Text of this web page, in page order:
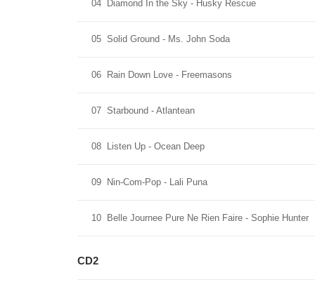
04 Diamond In the Sky - Husky Rescue
05 Solid Ground - Ms. John Soda
06 Rain Down Love - Freemasons
07 Starbound - Atlantean
08 Listen Up - Ocean Deep
09 Nin-Com-Pop - Lali Puna
10 Belle Journee Pure Ne Rien Faire - Sophie Hunter
CD2